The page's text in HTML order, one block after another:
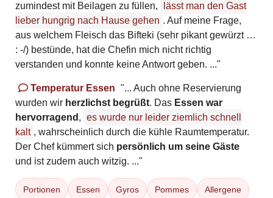
zumindest mit Beilagen zu füllen,
lässt man den Gast
lieber hungrig nach Hause gehen . Auf meine Frage,
aus welchem Fleisch das Bifteki (sehr pikant gewürzt …
: -/) bestünde, hat die Chefin mich nicht richtig
verstanden und konnte keine Antwort geben. ..."
Temperatur Essen "... Auch ohne Reservierung
wurden wir herzlichst begrüßt. Das Essen war
hervorragend , es wurde nur leider ziemlich schnell
kalt , wahrscheinlich durch die kühle Raumtemperatur.
Der Chef kümmert sich persönlich um seine Gäste
und ist zudem auch witzig. ..."
Portionen Essen Gyros Pommes Allergene